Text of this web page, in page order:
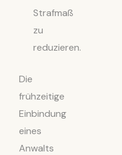
Strafmaß
zu
reduzieren.
Die
frühzeitige
Einbindung
eines
Anwalts